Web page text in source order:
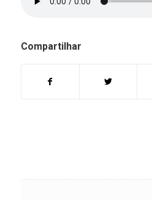
Compartilhar